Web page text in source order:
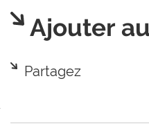
Ajouter
Partagez